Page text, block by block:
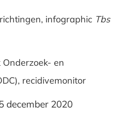
infographic Tbs
en
recidivemonitor
december 2020